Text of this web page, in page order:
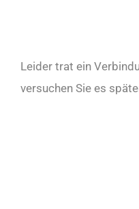
Leider trat ein
versuchen Sie es